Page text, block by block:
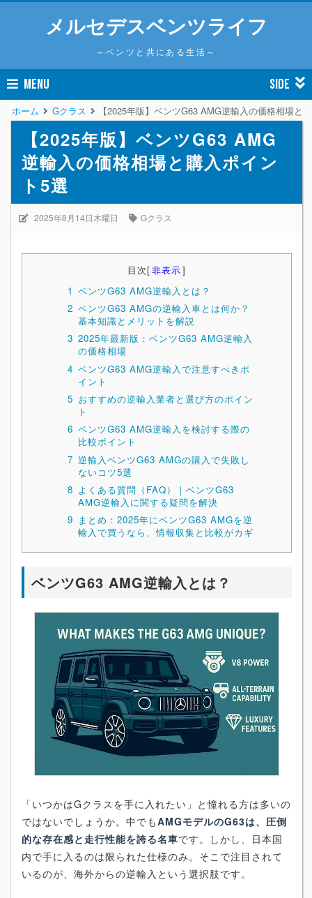
メルセデスベンツライフ
～ベンツと共にある生活～
MENU SIDE
ホーム Gクラス 【2025年版】ベンツG63 AMG逆輸入の価格相場と
【2025年版】ベンツG63 AMG
逆輸入の価格相場と購入ポイン
ト5選
2025年8月14日木曜日 Gクラス
目次[非表示]
1 ベンツG63 AMG逆輸入とは？
2 ベンツG63 AMGの逆輸入車とは何か？
基本知識とメリットを解説
3 2025年最新版：ベンツG63 AMG逆輸入
の価格相場
4 ベンツG63 AMG逆輸入で注意すべきポ
イント
5 おすすめの逆輸入業者と選び方のポイン
ト
6 ベンツG63 AMG逆輸入を検討する際の
比較ポイント
7 逆輸入ベンツG63 AMGの購入で失敗し
ないコツ5選
8 よくある質問（FAQ）｜ベンツG63
AMG逆輸入に関する疑問を解決
9 まとめ：2025年にベンツG63 AMGを逆
輸入で買うなら、情報収集と比較がカギ
ベンツG63 AMG逆輸入とは？
「いつかはGクラスを手に入れたい」と憧れる方は多いの
ではないでしょうか。中でもAMGモデルのG63は、圧倒
的な存在感と走行性能を誇る名車です。しかし、日本国
内で手に入るのは限られた仕様のみ。そこで注目されて
いるのが、海外からの逆輸入という選択肢です。